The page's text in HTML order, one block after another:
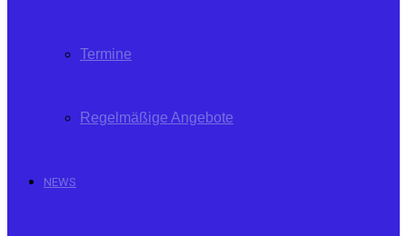
Termine
Regelmäßige Angebote
NEWS